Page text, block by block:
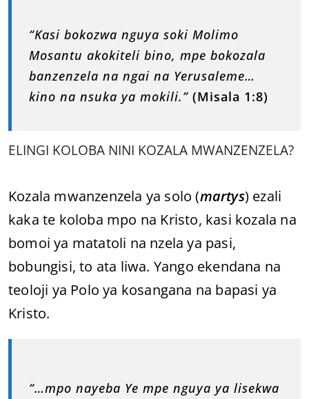
“Kasi bokozwa nguya soki Molimo
Mosantu akokiteli bino, mpe bokozala
banzenzela na ngai na Yerusaleme…
kino na nsuka ya mokili.” (Misala 1:8)
ELINGI KOLOBA NINI KOZALA MWANZENZELA?
Kozala mwanzenzela ya solo (martys) ezali
kaka te koloba mpo na Kristo, kasi kozala na
bomoi ya matatoli na nzela ya pasi,
bobungisi, to ata liwa. Yango ekendana na
teoloji ya Polo ya kosangana na bapasi ya
Kristo.
“…mpo nayeba Ye mpe nguya ya lisekwa